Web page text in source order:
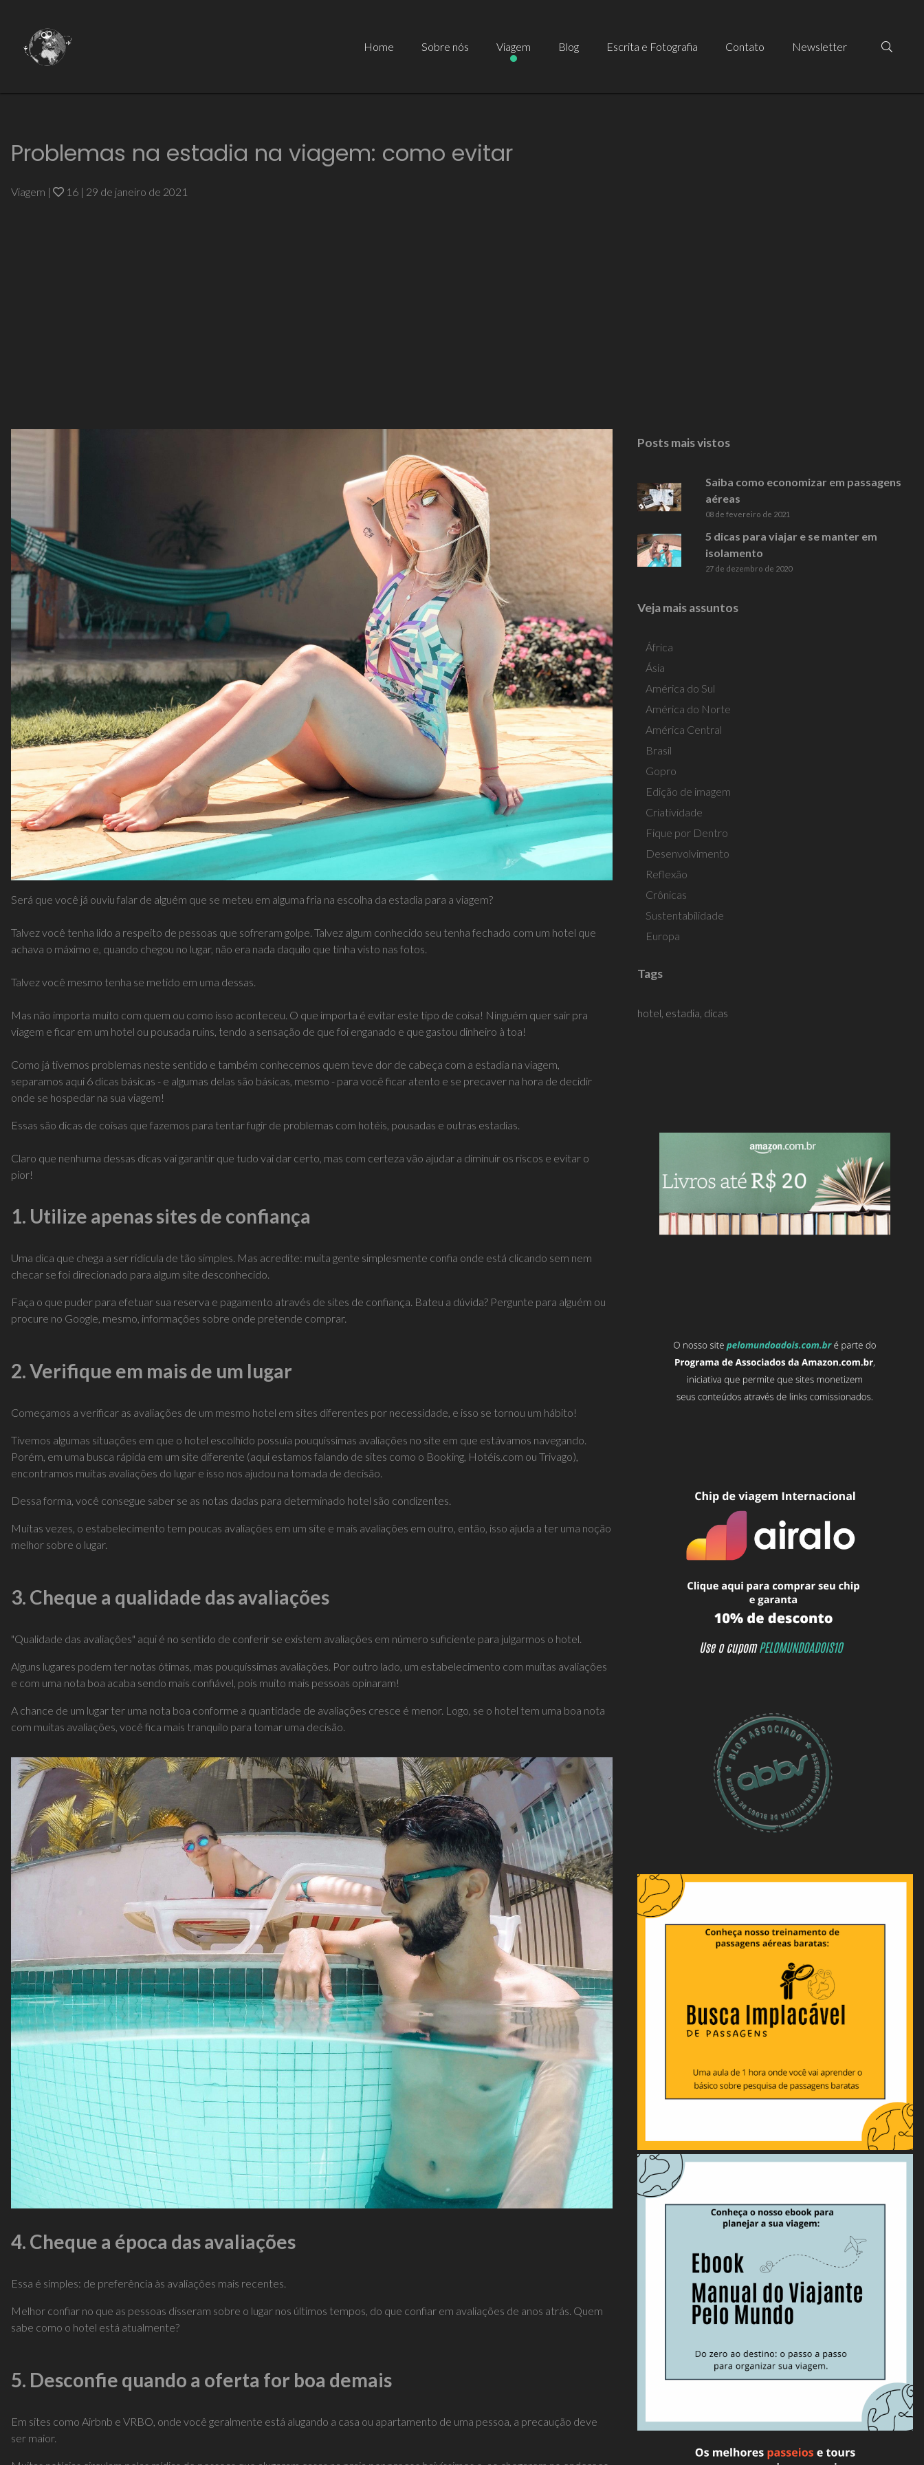
Home Sobre nós Viagem Blog Escrita e Fotografia Contato Newsletter
Problemas na estadia na viagem: como evitar
Viagem | 16 | 29 de janeiro de 2021
Será que você já ouviu falar de alguém que se meteu em alguma fria na escolha da estadia para a viagem?
Talvez você tenha lido a respeito de pessoas que sofreram golpe. Talvez algum conhecido seu tenha fechado com um hotel que
achava o máximo e, quando chegou no lugar, não era nada daquilo que tinha visto nas fotos.
Talvez você mesmo tenha se metido em uma dessas.
Mas não importa muito com quem ou como isso aconteceu. O que importa é evitar este tipo de coisa! Ninguém quer sair pra
viagem e ficar em um hotel ou pousada ruins, tendo a sensação de que foi enganado e que gastou dinheiro à toa!
Como já tivemos problemas neste sentido e também conhecemos quem teve dor de cabeça com a estadia na viagem,
separamos aqui 6 dicas básicas - e algumas delas são básicas, mesmo - para você ficar atento e se precaver na hora de decidir
onde se hospedar na sua viagem!
Essas são dicas de coisas que fazemos para tentar fugir de problemas com hotéis, pousadas e outras estadias.
Claro que nenhuma dessas dicas vai garantir que tudo vai dar certo, mas com certeza vão ajudar a diminuir os riscos e evitar o
pior!
1. Utilize apenas sites de confiança
Uma dica que chega a ser ridícula de tão simples. Mas acredite: muita gente simplesmente confia onde está clicando sem nem
checar se foi direcionado para algum site desconhecido.
Faça o que puder para efetuar sua reserva e pagamento através de sites de confiança. Bateu a dúvida? Pergunte para alguém ou
procure no Google, mesmo, informações sobre onde pretende comprar.
2. Verifique em mais de um lugar
Começamos a verificar as avaliações de um mesmo hotel em sites diferentes por necessidade, e isso se tornou um hábito!
Tivemos algumas situações em que o hotel escolhido possuía pouquíssimas avaliações no site em que estávamos navegando.
Porém, em uma busca rápida em um site diferente (aqui estamos falando de sites como o Booking, Hotéis.com ou Trivago),
encontramos muitas avaliações do lugar e isso nos ajudou na tomada de decisão.
Dessa forma, você consegue saber se as notas dadas para determinado hotel são condizentes.
Muitas vezes, o estabelecimento tem poucas avaliações em um site e mais avaliações em outro, então, isso ajuda a ter uma noção
melhor sobre o lugar.
3. Cheque a qualidade das avaliações
"Qualidade das avaliações" aqui é no sentido de conferir se existem avaliações em número suficiente para julgarmos o hotel.
Alguns lugares podem ter notas ótimas, mas pouquíssimas avaliações. Por outro lado, um estabelecimento com muitas avaliações
e com uma nota boa acaba sendo mais confiável, pois muito mais pessoas opinaram!
A chance de um lugar ter uma nota boa conforme a quantidade de avaliações cresce é menor. Logo, se o hotel tem uma boa nota
com muitas avaliações, você fica mais tranquilo para tomar uma decisão.
4. Cheque a época das avaliações
Essa é simples: de preferência às avaliações mais recentes.
Melhor confiar no que as pessoas disseram sobre o lugar nos últimos tempos, do que confiar em avaliações de anos atrás. Quem
sabe como o hotel está atualmente?
5. Desconfie quando a oferta for boa demais
Em sites como Airbnb e VRBO, onde você geralmente está alugando a casa ou apartamento de uma pessoa, a precaução deve
ser maior.
Posts mais vistos
Saiba como economizar em passagens
aéreas
08 de fevereiro de 2021
5 dicas para viajar e se manter em
isolamento
27 de dezembro de 2020
Veja mais assuntos
África
Ásia
América do Sul
América do Norte
América Central
Brasil
Gopro
Edição de imagem
Criatividade
Fique por Dentro
Desenvolvimento
Reflexão
Crônicas
Sustentabilidade
Europa
Tags
hotel, estadia, dicas